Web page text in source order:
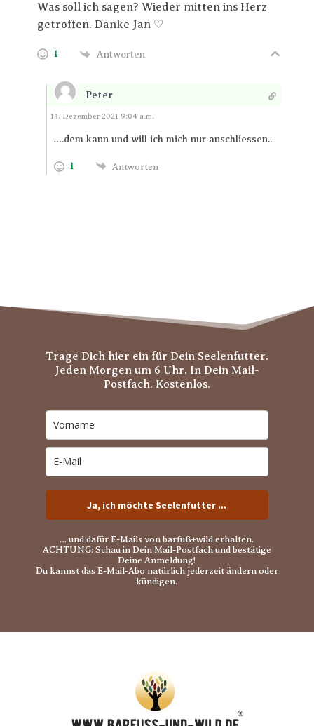
Was soll ich sagen? Wieder mitten ins Herz
getroffen. Danke Jan ♡
1 Antworten
Peter
Antworten
13. Dezember 2021 9:04 a.m.
….dem kann und will ich mich nur anschliessen..
1 Antworten
Trage Dich hier ein für Dein Seelenfutter.
Jeden Morgen um 6 Uhr. In Dein Mail-
Postfach. Kostenlos.
Ja, ich möchte Seelenfutter ...
… und dafür E-Mails von barfuß+wild erhalten.
ACHTUNG: Schau in Dein Mail-Postfach und bestätige
Deine Anmeldung!
Du kannst das E-Mail-Abo natürlich jederzeit ändern oder
kündigen.